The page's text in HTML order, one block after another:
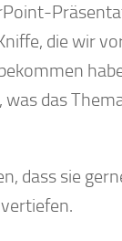
die wir
was das
dass sie